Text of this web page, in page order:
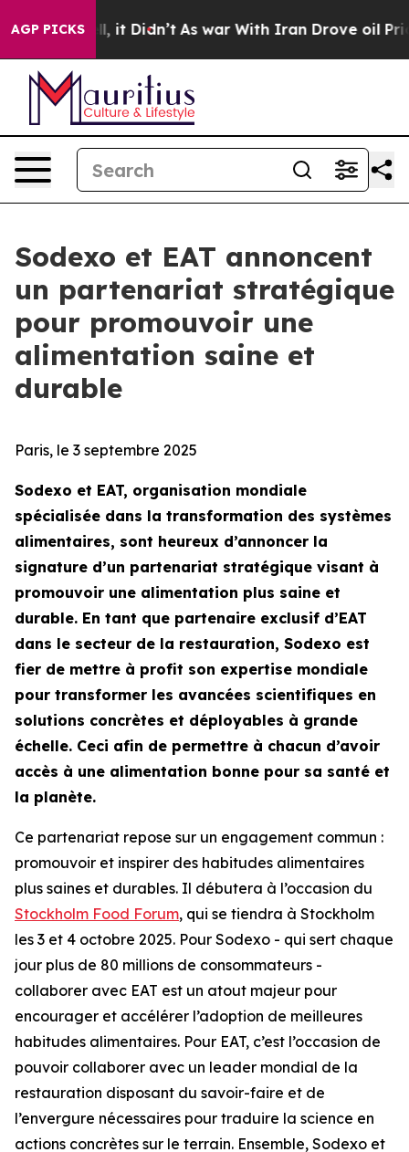
AGP PICKS
Well, it Didn’t As war With Iran Drove oil Prices
Sodexo et EAT annoncent
un partenariat stratégique
pour promouvoir une
alimentation saine et
durable
Paris, le 3 septembre 2025
Sodexo et EAT, organisation mondiale
spécialisée dans la transformation des systèmes
alimentaires, sont heureux d’annoncer la
signature d’un partenariat stratégique visant à
promouvoir une alimentation plus saine et
durable. En tant que partenaire exclusif d’EAT
dans le secteur de la restauration, Sodexo est
fier de mettre à profit son expertise mondiale
pour transformer les avancées scientifiques en
solutions concrètes et déployables à grande
échelle. Ceci afin de permettre à chacun d’avoir
accès à une alimentation bonne pour sa santé et
la planète.
Ce partenariat repose sur un engagement commun :
promouvoir et inspirer des habitudes alimentaires
plus saines et durables. Il débutera à l’occasion du
Stockholm Food Forum, qui se tiendra à Stockholm
les 3 et 4 octobre 2025. Pour Sodexo - qui sert chaque
jour plus de 80 millions de consommateurs -
collaborer avec EAT est un atout majeur pour
encourager et accélérer l’adoption de meilleures
habitudes alimentaires. Pour EAT, c’est l’occasion de
pouvoir collaborer avec un leader mondial de la
restauration disposant du savoir-faire et de
l’envergure nécessaires pour traduire la science en
actions concrètes sur le terrain. Ensemble, Sodexo et